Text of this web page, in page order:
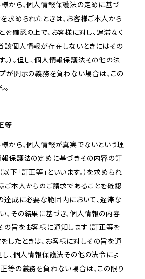
様から、個人情報保護法の定めに基づ
求められたときは、お客様ご本人から
を確認の上で、お客様に対し、遅滞なく
該個人情報が存在しないときにはその
。）。但し、個人情報保護法その他の法
プが開示の義務を負わない場合は、この
。
等
様から、個人情報が真実でないという理
報保護法の定めに基づきその内容の訂
下「訂正等」といいます。）を求められ
ご本人からのご請求であることを確認
達成に必要な範囲内において、遅滞な
、その結果に基づき、個人情報の内容
の旨をお客様に通知します（訂正等を
したときは、お客様に対しその旨を通
但し、個人情報保護法その他の法令によ
正等の義務を負わない場合は、この限り